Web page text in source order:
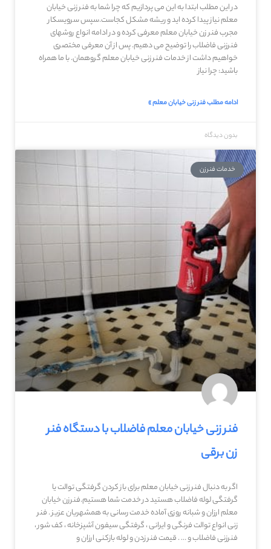
در این مطلب ابتدا به این می پردازیم که چرا شما به فنر زنی خیابان
معلم نیاز پیدا کرده اید و ریشه مشکل کجاست.سپس سرویسکار
مجرب فنر زن خیابان معلم معرفی کرده و در ادامه انواع روشهای
فنرزنی فاضلاب را توضیح می دهیم. پس از آن معرفی مختصری
خواهیم داشت از خدمات فنر زنی خیابان معلم گروهمان. با ما همراه
باشید: چرا نیاز
ادامه مطلب فنر زنی خیابان معلم »
بدون دیدگاه
خدمات فنرزن
فنر زنی خیابان معلم فاضلاب با دستگاه فنر
زن برقی
اگر به دنبال فنر زنی خیابان معلم برای باز کردن گرفتگی توالت یا
گرفتگی لوله فاضلاب هستید در خدمت شما هستیم.فنرزن خیابان
معلم ارزان و شبانه روزی آماده خدمت رسانی به همشهریان عزیز . فنر
زنی انواع توالت فرنگی و ایرانی ، گرفتگی سیفون آشپزخانه ، کف شور ،
فنرزنی فاضلاب و … . قیمت فنر زدن و لوله بازکنی ارزان و